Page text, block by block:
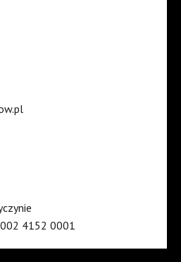
4152 0001